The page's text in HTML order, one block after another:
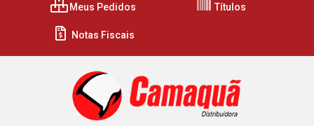
Meus Pedidos Títulos
Notas Fiscais